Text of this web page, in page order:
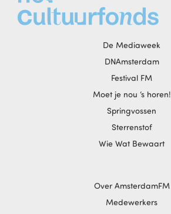
De Mediaweek
DNAmsterdam
Festival FM
Moet je nou ‘s horen!
Springvossen
Sterrenstof
Wie Wat Bewaart
Over AmsterdamFM
Medewerkers